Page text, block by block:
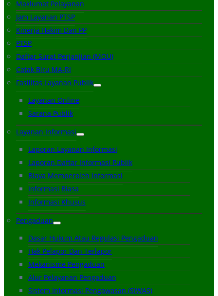
Maklumat Pelayanan
Jam Layanan PTSP
Kinerja Hakim Dan PP
PTSP
Daftar Surat Perjanjian (MOU)
Catak Biru MA-RI
Fasilitas Layanan Publik
Layanan Online
Sarana Publik
Layanan Informasi
Laporan Layanan Informasi
Laporan Daftar Informasi Publik
Biaya Memperoleh Informasi
Informasi Biasa
Informasi Khusus
Pengaduan
Dasar Hukum Atau Regulasi Pengaduan
Hak Pelapor Dan Terlapor
Mekanisme Pengaduan
Alur Pelayanan Pengaduan
Sistem Informasi Pengawasan (SIWAS)